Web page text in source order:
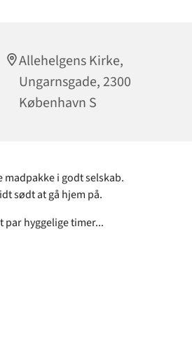
Allehelgens Kirke,
Ungarnsgade, 2300
København S
madpakke i godt selskab.
sødt at gå hjem på.
par hyggelige timer...